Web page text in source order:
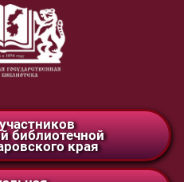
библиотечной
края